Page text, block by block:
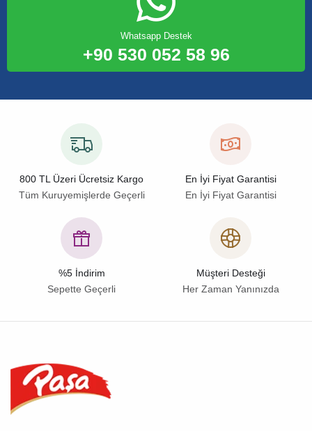
Whatsapp Destek
+90 530 052 58 96
800 TL Üzeri Ücretsiz Kargo
Tüm Kuruyemişlerde Geçerli
En İyi Fiyat Garantisi
En İyi Fiyat Garantisi
%5 İndirim
Sepette Geçerli
Müşteri Desteği
Her Zaman Yanınızda